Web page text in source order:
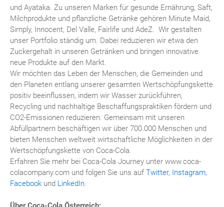
und Ayataka. Zu unseren Marken für gesunde Ernährung, Saft,
Milchprodukte und pflanzliche Getränke gehören Minute Maid,
Simply, Innocent, Del Valle, Fairlife und AdeZ. Wir gestalten
unser Portfolio ständig um. Dabei reduzieren wir etwa den
Zuckergehalt in unseren Getränken und bringen innovative
neue Produkte auf den Markt.
Wir möchten das Leben der Menschen, die Gemeinden und
den Planeten entlang unserer gesamten Wertschöpfungskette
positiv beeinflussen, indem wir Wasser zurückführen,
Recycling und nachhaltige Beschaffungspraktiken fördern und
CO2-Emissionen reduzieren. Gemeinsam mit unseren
Abfüllpartnern beschäftigen wir über 700.000 Menschen und
bieten Menschen weltweit wirtschaftliche Möglichkeiten in der
Wertschöpfungskette von Coca-Cola.
Erfahren Sie mehr bei Coca-Cola Journey unter www.coca-
colacompany.com und folgen Sie uns auf Twitter, Instagram,
Facebook und LinkedIn.